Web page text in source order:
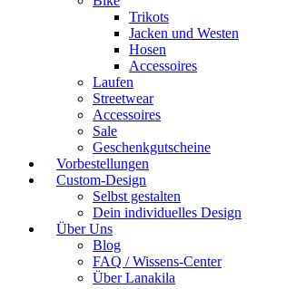
Trikots
Jacken und Westen
Hosen
Accessoires
Laufen
Streetwear
Accessoires
Sale
Geschenkgutscheine
Vorbestellungen
Custom-Design
Selbst gestalten
Dein individuelles Design
Über Uns
Blog
FAQ / Wissens-Center
Über Lanakila